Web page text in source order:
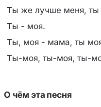
Ты же лучше меня, ты
Ты - моя.
Ты, моя - мама, ты
Ты-моя, ты-моя, ты-
О чём эта песня